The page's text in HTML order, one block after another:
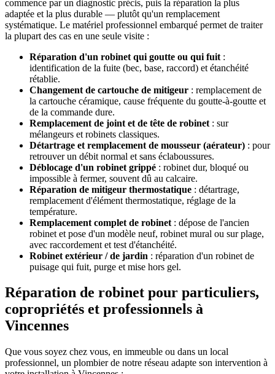
commence par un diagnostic précis, puis la réparation la plus
adaptée et la plus durable — plutôt qu'un remplacement
systématique. Le matériel professionnel embarqué permet de traiter
la plupart des cas en une seule visite :
Réparation d'un robinet qui goutte ou qui fuit :
identification de la fuite (bec, base, raccord) et étanchéité
rétablie.
Changement de cartouche de mitigeur : remplacement de
la cartouche céramique, cause fréquente du goutte-à-goutte et
de la commande dure.
Remplacement de joint et de tête de robinet : sur
mélangeurs et robinets classiques.
Détartrage et remplacement de mousseur (aérateur) : pour
retrouver un débit normal et sans éclaboussures.
Déblocage d'un robinet grippé : robinet dur, bloqué ou
impossible à fermer, souvent dû au calcaire.
Réparation de mitigeur thermostatique : détartrage,
remplacement d'élément thermostatique, réglage de la
température.
Remplacement complet de robinet : dépose de l'ancien
robinet et pose d'un modèle neuf, robinet mural ou sur plage,
avec raccordement et test d'étanchéité.
Robinet extérieur / de jardin : réparation d'un robinet de
puisage qui fuit, purge et mise hors gel.
Réparation de robinet pour particuliers,
copropriétés et professionnels à
Vincennes
Que vous soyez chez vous, en immeuble ou dans un local
professionnel, un plombier de notre réseau adapte son intervention à